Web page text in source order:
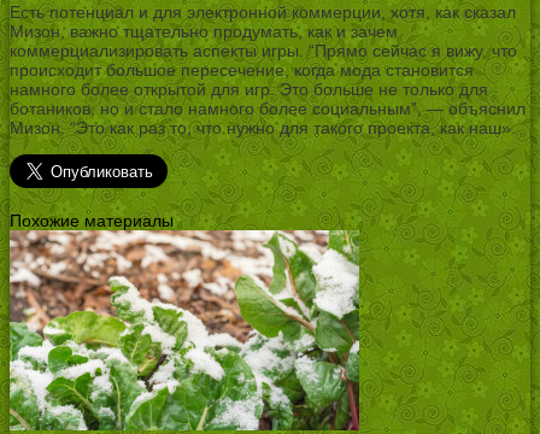
Есть потенциал и для электронной коммерции, хотя, как сказал
Мизон, важно тщательно продумать, как и зачем
коммерциализировать аспекты игры. “Прямо сейчас я вижу, что
происходит большое пересечение, когда мода становится
намного более открытой для игр. Это больше не только для
ботаников, но и стало намного более социальным”, — объяснил
Мизон. “Это как раз то, что нужно для такого проекта, как наш».
Похожие материалы